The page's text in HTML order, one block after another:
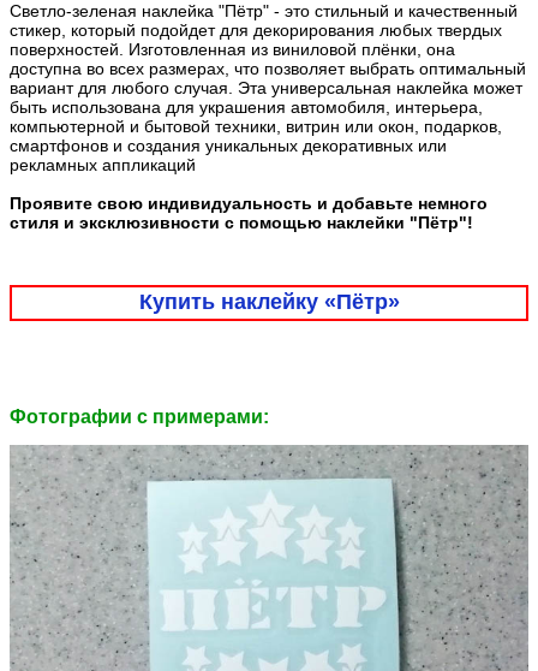
Светло-зеленая наклейка "Пётр" - это стильный и качественный
стикер, который подойдет для декорирования любых твердых
поверхностей. Изготовленная из виниловой плёнки, она
доступна во всех размерах, что позволяет выбрать оптимальный
вариант для любого случая. Эта универсальная наклейка может
быть использована для украшения автомобиля, интерьера,
компьютерной и бытовой техники, витрин или окон, подарков,
смартфонов и создания уникальных декоративных или
рекламных аппликаций
Проявите свою индивидуальность и добавьте немного
стиля и эксклюзивности с помощью наклейки "Пётр"!
Купить наклейку «Пётр»
Фотографии c примерами: